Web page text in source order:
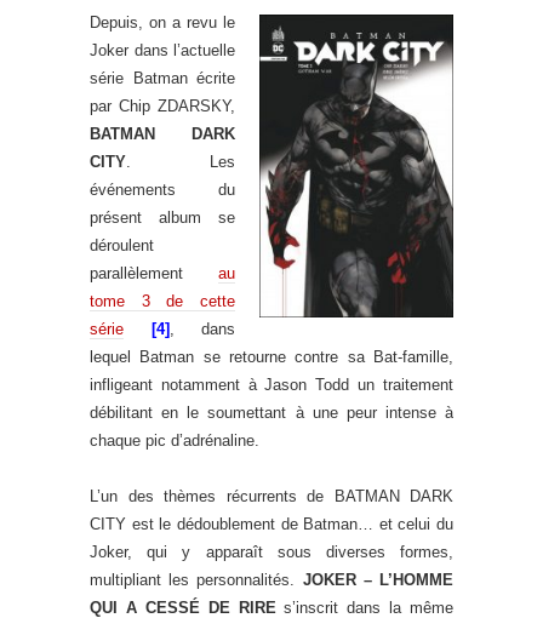
Depuis, on a revu le
Joker dans l’actuelle
série Batman écrite
par Chip ZDARSKY,
BATMAN DARK
CITY . Les
événements du
présent album se
déroulent
parallèlement au
tome 3 de cette
série
[4] , dans
lequel Batman se retourne contre sa Bat-famille,
infligeant notamment à Jason Todd un traitement
débilitant en le soumettant à une peur intense à
chaque pic d’adrénaline.
L’un des thèmes récurrents de BATMAN DARK
CITY est le dédoublement de Batman… et celui du
Joker, qui y apparaît sous diverses formes,
multipliant les personnalités. JOKER – L’HOMME
QUI A CESSÉ DE RIRE s’inscrit dans la même